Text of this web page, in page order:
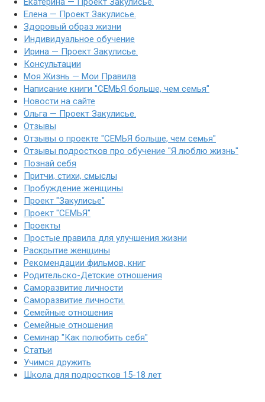
Елена — Проект Закулисье.
Здоровый образ жизни
Индивидуальное обучение
Ирина — Проект Закулисье.
Консультации
Моя Жизнь — Мои Правила
Написание книги "СЕМЬЯ больше, чем семья"
Новости на сайте
Ольга — Проект Закулисье.
Отзывы
Отзывы о проекте "СЕМЬЯ больше, чем семья"
Отзывы подростков про обучение "Я люблю жизнь"
Познай себя
Притчи, стихи, смыслы
Пробуждение женщины
Проект "Закулисье"
Проект "СЕМЬЯ"
Проекты
Простые правила для улучшения жизни
Раскрытие женщины
Рекомендации фильмов, книг
Родительско-Детские отношения
Саморазвитие личности
Саморазвитие личности.
Семейные отношения
Семейные отношения
Семинар "Как полюбить себя"
Статьи
Учимся дружить
Школа для подростков 15-18 лет